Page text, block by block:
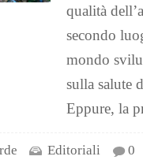
qualità
secondo
mondo
sulla salute
Eppure, la
Editoriali 0